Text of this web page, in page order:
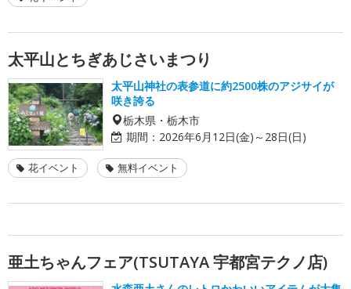
太平山とちぎあじさいまつり
太平山神社の表参道に約2500株のアジサイが
咲き誇る
栃木県・栃木市
期間： 2026年6月12日(金)～28日(日)
花イベント 無料イベント
亜土ちゃんフェア(TSUTAYA 宇都宮テクノ店)